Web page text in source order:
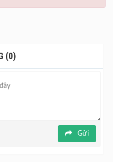
tạirạp chiếu phimtừ ngày
(0)
Gửi